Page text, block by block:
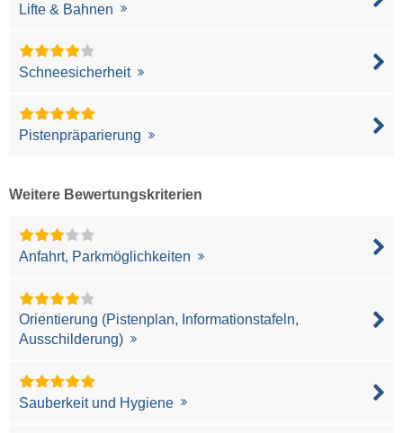
Lifte & Bahnen
Schneesicherheit
Pistenpräparierung
Weitere Bewertungskriterien
Anfahrt, Parkmöglichkeiten
Orientierung (Pistenplan, Informationstafeln,
Ausschilderung)
Sauberkeit und Hygiene